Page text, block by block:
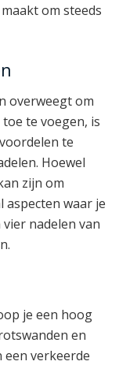
om steeds
overweegt om
te voegen, is
te
Hoewel
zijn om
aspecten waar je
nadelen van
je een hoog
en
een verkeerde